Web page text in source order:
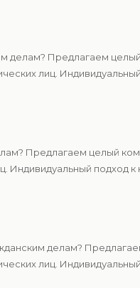
Предлагаем целый
лиц.
Предлагаем целый
подход к
делам?
лиц.